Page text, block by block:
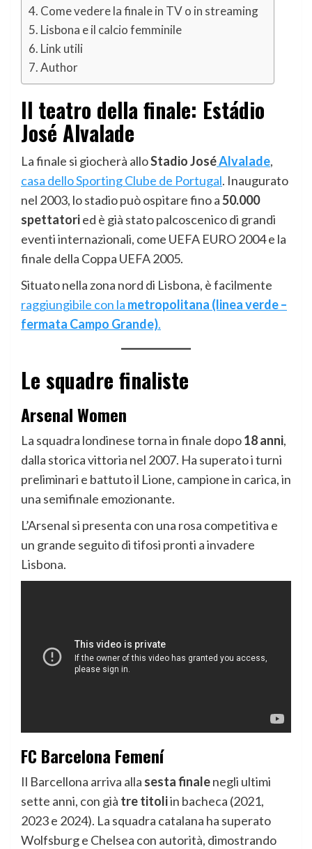
Come vedere la finale in TV o in streaming
Lisbona e il calcio femminile
Link utili
Author
Il teatro della finale: Estádio
José Alvalade
La finale si giocherà alloStadio JoséAlvalade,
casa dello Sporting Clube de Portugal. Inaugurato
nel 2003, lo stadio può ospitare fino a50.000
spettatoried è già stato palcoscenico di grandi
eventi internazionali, come UEFA EURO 2004 e la
finale della Coppa UEFA 2005.
Situato nella zona nord di Lisbona, è facilmente
raggiungibile con la metropolitana (linea verde –
fermata Campo Grande).
Le squadre finaliste
Arsenal Women
La squadra londinese torna in finale dopo18 anni,
dalla storica vittoria nel 2007. Ha superato i turni
preliminari e battuto il Lione, campione in carica, in
una semifinale emozionante.
L’Arsenal si presenta con una rosa competitiva e
un grande seguito di tifosi pronti a invadere
Lisbona.
FC Barcelona Femení
Il Barcellona arriva alla sesta finalenegli ultimi
sette anni, con già tre titoliin bacheca (2021,
2023 e 2024). La squadra catalana ha superato
Wolfsburg e Chelsea con autorità, dimostrando